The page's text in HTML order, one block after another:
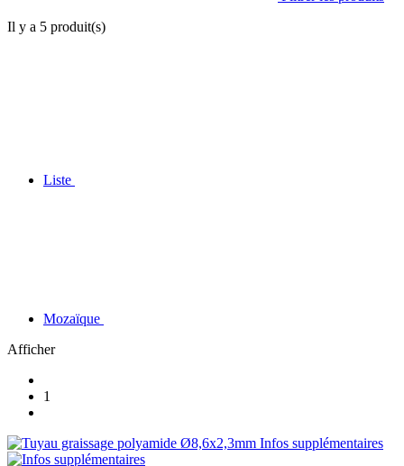
Il y a 5 produit(s)
Liste
Mozaïque
Afficher
1
Infos supplémentaires